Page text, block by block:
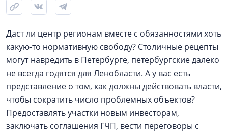
Даст ли центр регионам вместе с обязанностями хоть
какую-то нормативную свободу? Столичные рецепты
могут навредить в Петербурге, петербургские далеко
не всегда годятся для Ленобласти. А у вас есть
представление о том, как должны действовать власти,
чтобы сократить число проблемных объектов?
Предоставлять участки новым инвесторам,
заключать соглашения ГЧП, вести переговоры с